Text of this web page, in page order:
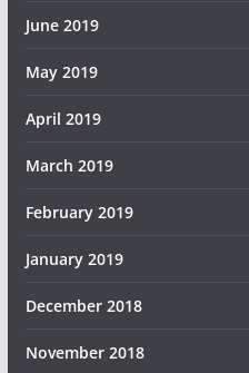
June 2019
May 2019
April 2019
March 2019
February 2019
January 2019
December 2018
November 2018